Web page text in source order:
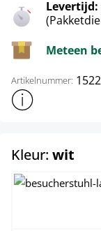
Levertijd:
Meteen
Artikelnummer:
Toon meer
Kleur: wit